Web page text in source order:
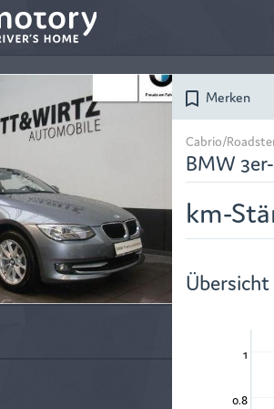
bookmark_border Merken
Cabrio/
BMW
km-
0.8
1